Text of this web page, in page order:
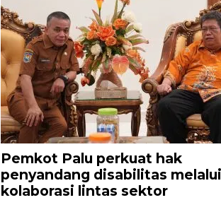
Pemkot Palu perkuat hak
penyandang disabilitas melalui
kolaborasi lintas sektor